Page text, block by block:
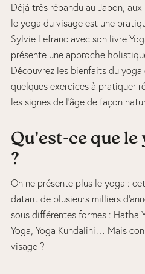
Déjà très répandu au Japon,
le yoga du visage est une
Sylvie Lefranc avec son livre
présente une approche
Découvrez les bienfaits du
quelques exercices à pratiquer
les signes de l’âge de façon
Qu’est-ce que
?
On ne présente plus le yoga :
datant de plusieurs milliers
sous différentes formes : Hatha
Yoga, Yoga Kundalini… Mais
visage ?